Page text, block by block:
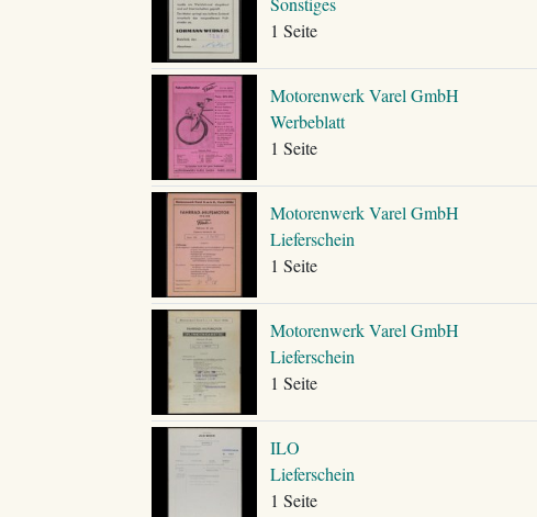
1 Seite
Motorenwerk Varel GmbH
Werbeblatt
1 Seite
Motorenwerk Varel GmbH
Lieferschein
1 Seite
Motorenwerk Varel GmbH
Lieferschein
1 Seite
ILO
Lieferschein
1 Seite